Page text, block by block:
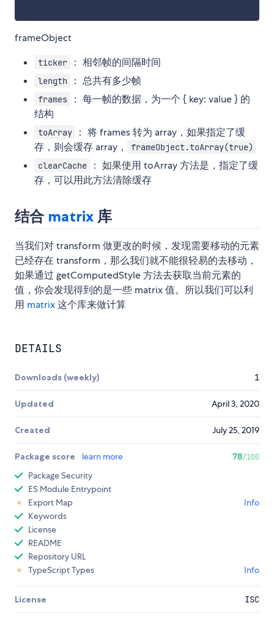
frameObject
ticker ： 相邻帧的间隔时间
length ： 总共有多少帧
frames
： 每一帧的数据，为一个 { key: value } 的
结构
toArray
： 将 frames 转为 array，如果指定了缓
存，则会缓存 array，
frameObject.toArray(true)
clearCache
： 如果使用 toArray 方法是，指定了缓
存，可以用此方法清除缓存
结合 matrix 库
当我们对 transform 做更改的时候，发现需要移动的元素
已经存在 transform，那么我们就不能很轻易的去移动，
如果通过 getComputedStyle 方法去获取当前元素的
值，你会发现得到的是一些 matrix 值。所以我们可以利
用 matrix这个库来做计算
DETAILS
Downloads (weekly) 1
Updated April 3, 2020
Created July 25, 2019
Package score learn more 78/100
Package Security
ES Module Entrypoint
Export Map
Info
Keywords
License
README
Repository URL
TypeScript Types
Info
License ISC